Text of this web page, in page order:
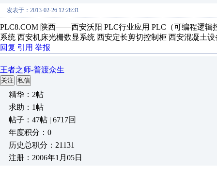
发表于：2013-02-26 12:28:31
PLC8.COM 陕西——西安沃阳 PLC行业应用 PLC（可编程逻辑
系统 西安机床光栅数显系统 西安定长剪切控制柜 西安混凝土
回复 引用 举报
王者之师-普渡众生
关注 私信
精华：2帖
求助：1帖
帖子：47帖 | 6717回
年度积分：0
历史总积分：21131
注册：2006年1月05日